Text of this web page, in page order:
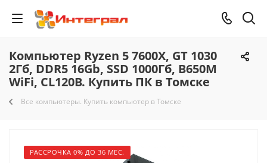
Компьютер Ryzen 5 7600X, GT 1030
2Гб, DDR5 16Gb, SSD 1000Гб, B650M
WiFi, CL120B. Купить ПК в Томске
Все компьютеры. Купить компьютер в Томске
РАССРОЧКА 0% ДО 36 МЕС.